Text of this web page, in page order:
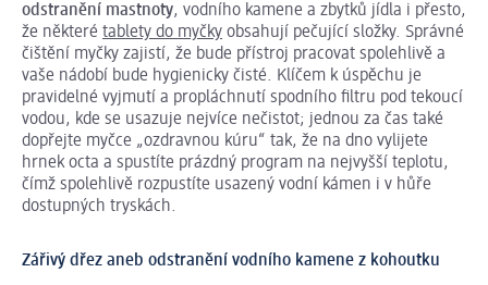
odstranění mastnoty, vodního kamene a zbytků jídla i přesto,
že některé tablety do myčky obsahují pečující složky. Správné
čištění myčky zajistí, že bude přístroj pracovat spolehlivě a
vaše nádobí bude hygienicky čisté. Klíčem k úspěchu je
pravidelné vyjmutí a propláchnutí spodního filtru pod tekoucí
vodou, kde se usazuje nejvíce nečistot; jednou za čas také
dopřejte myčce „ozdravnou kúru“ tak, že na dno vylijete
hrnek octa a spustíte prázdný program na nejvyšší teplotu,
čímž spolehlivě rozpustíte usazený vodní kámen i v hůře
dostupných tryskách.
Zářivý dřez aneb odstranění vodního kamene z kohoutku